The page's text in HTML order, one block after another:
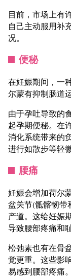
目前，市场上有
自己主动服用补
况。
便秘
在妊娠期间，一
尔蒙有抑制肠道
由于孕吐导致的
起孕期便秘。在
消化系统带来的
进行如散步等轻
腰痛
妊娠会增加荷尔
盆关节(骶髂韧带
产道。这给妊娠
导致腰部疼痛和
松弛素也有在骨
觉更重。这些影
易感到腰部疼痛。